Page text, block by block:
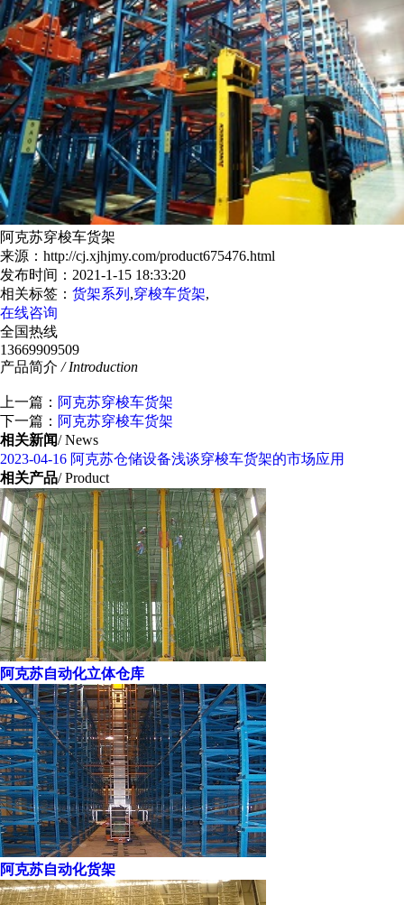
阿克苏穿梭车货架
来源：http://cj.xjhjmy.com/product675476.html
发布时间：2021-1-15 18:33:20
相关标签： 货架系列 ,穿梭车货架,
在线咨询
全国热线
13669909509
产品简介 / Introduction
上一篇： 阿克苏穿梭车货架
下一篇： 阿克苏穿梭车货架
相关新闻/ News
2023-04-16 阿克苏仓储设备浅谈穿梭车货架的市场应用
相关产品/ Product
阿克苏自动化立体仓库
阿克苏自动化货架